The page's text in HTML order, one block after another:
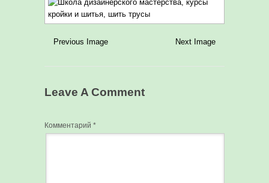
Previous Image Next Image
Leave A Comment
Комментарий *